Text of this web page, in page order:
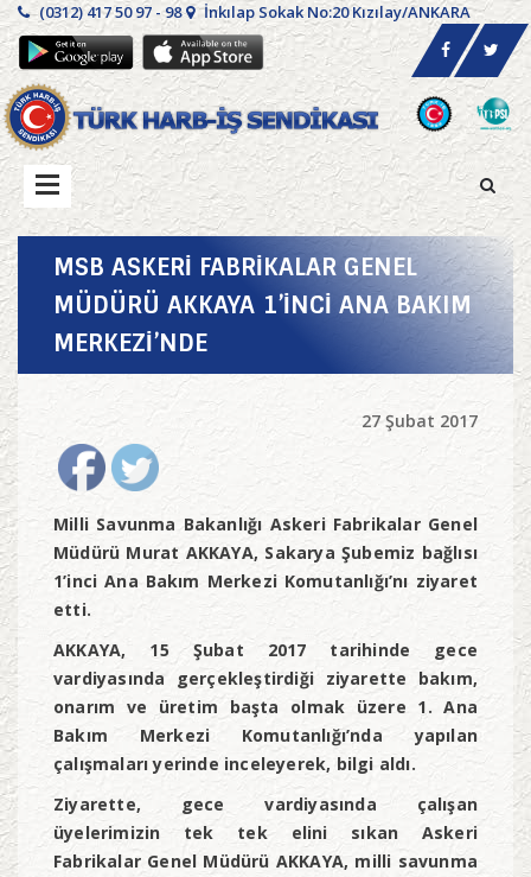
(0312) 417 50 97 - 98 İnkılap Sokak No:20 Kızılay/ANKARA
MSB ASKERİ FABRİKALAR GENEL
MÜDÜRÜ AKKAYA 1’İNCİ ANA BAKIM
MERKEZİ’NDE
27 Şubat 2017
Milli Savunma Bakanlığı Askeri Fabrikalar Genel
Müdürü Murat AKKAYA, Sakarya Şubemiz bağlısı
1’inci Ana Bakım Merkezi Komutanlığı’nı ziyaret
etti.
AKKAYA, 15 Şubat 2017 tarihinde gece
vardiyasında gerçekleştirdiği ziyarette bakım,
onarım ve üretim başta olmak üzere 1. Ana
Bakım Merkezi Komutanlığı’nda yapılan
çalışmaları yerinde inceleyerek, bilgi aldı.
Ziyarette, gece vardiyasında çalışan
üyelerimizin tek tek elini sıkan Askeri
Fabrikalar Genel Müdürü AKKAYA, milli savunma